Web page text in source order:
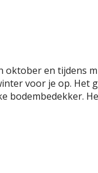
en tijdens
voor je op.
bodembedekker.